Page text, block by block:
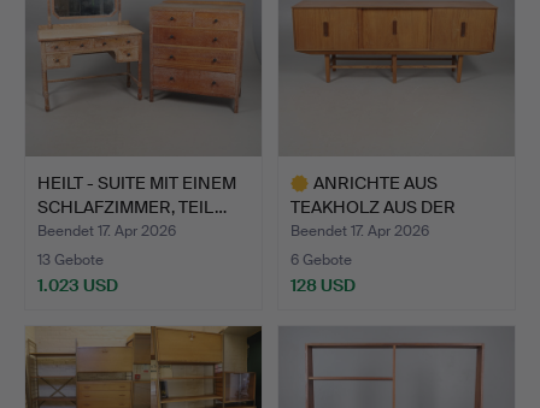
Richard Bawden among the highlights.
Welcome to the auction!
HEILT - SUITE MIT EINEM
SCHLAFZIMMER, TEIL…
Beendet 17. Apr 2026
13 Gebote
1.023 USD
ANRICHTE AUS
TEAKHOLZ AUS DER
MITTE DES JA…
Beendet 17. Apr 2026
6 Gebote
128 USD
Objekt